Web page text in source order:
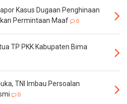
Kasus Dugaan Penghinaan
Permintaan Maaf
0
TP PKK Kabupaten Bima
TNI Imbau Persoalan
0